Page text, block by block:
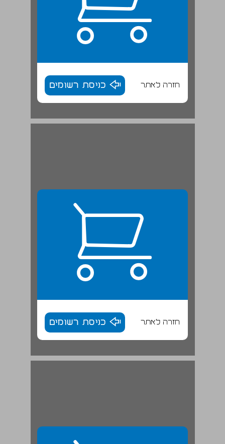
חזרה לאתר כניסת רשומים
חזרה לאתר כניסת רשומים